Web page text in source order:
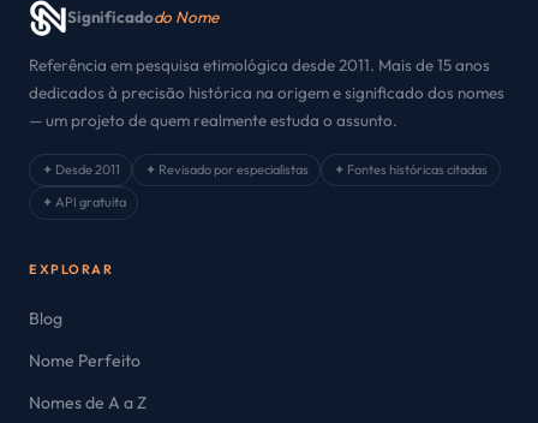
Significadodo Nome
Referência em pesquisa etimológica desde 2011. Mais de 15 anos
dedicados à precisão histórica na origem e significado dos nomes
— um projeto de quem realmente estuda o assunto.
✦ Desde 2011 ✦ Revisado por especialistas
✦ Fontes históricas citadas
✦ API gratuita
EXPLORAR
Blog
Nome Perfeito
Nomes de A a Z